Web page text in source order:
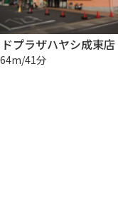
プラザハヤシ成東店
41分